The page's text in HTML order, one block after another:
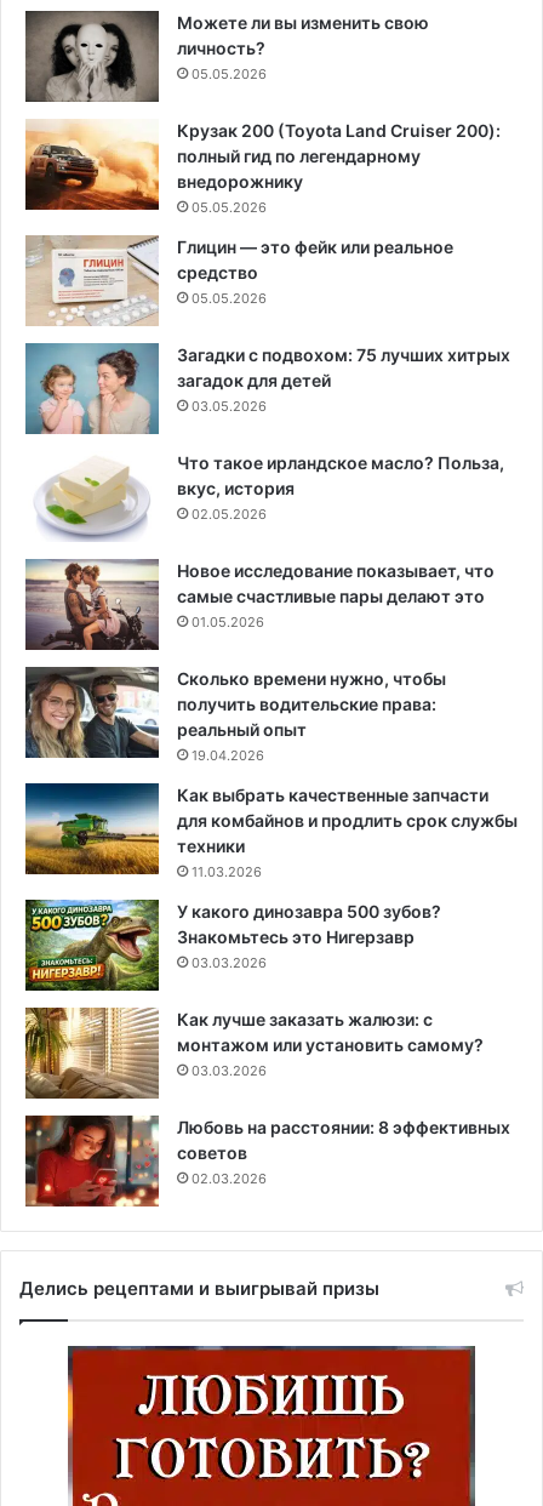
Можете ли вы изменить свою
личность?
05.05.2026
Крузак 200 (Toyota Land Cruiser 200):
полный гид по легендарному
внедорожнику
05.05.2026
Глицин — это фейк или реальное
средство
05.05.2026
Загадки с подвохом: 75 лучших хитрых
загадок для детей
03.05.2026
Что такое ирландское масло? Польза,
вкус, история
02.05.2026
Новое исследование показывает, что
самые счастливые пары делают это
01.05.2026
Сколько времени нужно, чтобы
получить водительские права:
реальный опыт
19.04.2026
Как выбрать качественные запчасти
для комбайнов и продлить срок службы
техники
11.03.2026
У какого динозавра 500 зубов?
Знакомьтесь это Нигерзавр
03.03.2026
Как лучше заказать жалюзи: с
монтажом или установить самому?
03.03.2026
Любовь на расстоянии: 8 эффективных
советов
02.03.2026
Делись рецептами и выигрывай призы